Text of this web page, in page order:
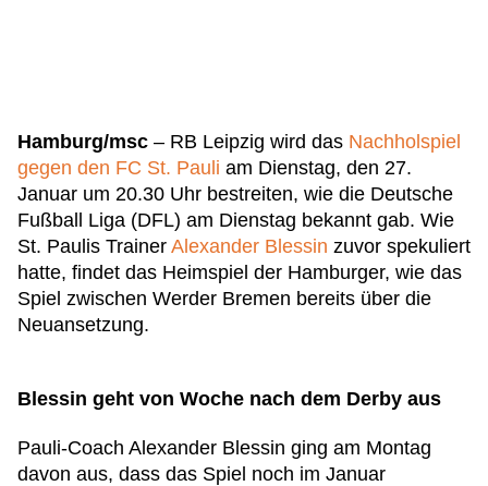
Hamburg/msc – RB Leipzig wird das Nachholspiel
gegen den FC St. Pauli am Dienstag, den 27.
Januar um 20.30 Uhr bestreiten, wie die Deutsche
Fußball Liga (DFL) am Dienstag bekannt gab. Wie
St. Paulis Trainer Alexander Blessin zuvor spekuliert
hatte, findet das Heimspiel der Hamburger, wie das
Spiel zwischen Werder Bremen bereits über die
Neuansetzung.
Blessin geht von Woche nach dem Derby aus
Pauli-Coach Alexander Blessin ging am Montag
davon aus, dass das Spiel noch im Januar